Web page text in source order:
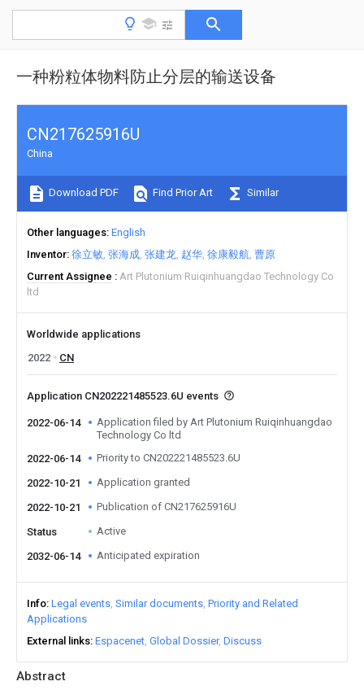
一种粉粒体物料防止分层的输送设备
Abstract
CN217625916U
China
Download PDF Find Prior Art Similar
Other languages English
Inventor 徐立敏 张海成 张建龙 赵华 徐康毅航 曹原
Current Assignee
Art Plutonium Ruiqinhuangdao Technology Co
ltd
Worldwide applications
2022
CN
Application CN202221485523.6U events
2022-06-14
Application filed by Art Plutonium Ruiqinhuangdao
Technology Co ltd
2022-06-14
Priority to CN202221485523.6U
2022-10-21 Application granted
2022-10-21 Publication of CN217625916U
Status Active
2032-06-14 Anticipated expiration
Info Legal events Similar documents Priority and Related
Applications
External links Espacenet Global Dossier Discuss